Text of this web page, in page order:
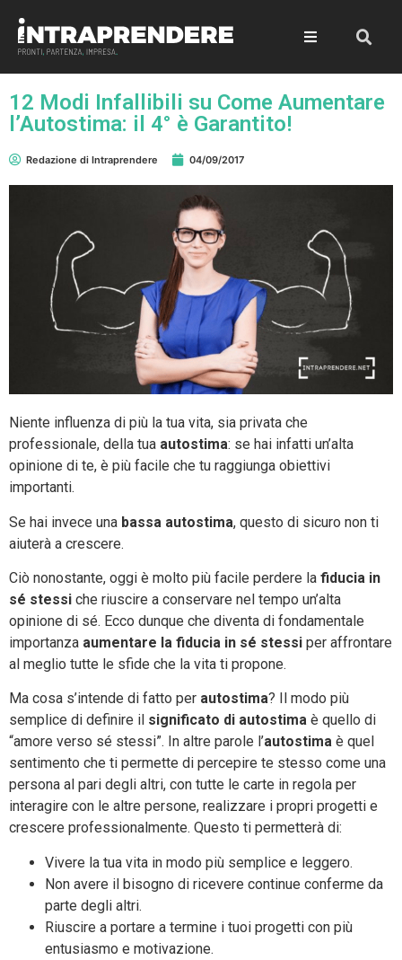
12 Modi Infallibili su Come Aumentare
l’Autostima: il 4° è Garantito!
Redazione di Intraprendere 04/09/2017
Niente influenza di più la tua vita, sia privata che
professionale, della tua autostima: se hai infatti un’alta
opinione di te, è più facile che tu raggiunga obiettivi
importanti.
Se hai invece una bassa autostima, questo di sicuro non ti
aiuterà a crescere.
Ciò nonostante, oggi è molto più facile perdere la fiducia in
sé stessi che riuscire a conservare nel tempo un’alta
opinione di sé. Ecco dunque che diventa di fondamentale
importanza aumentare la fiducia in sé stessi per affrontare
al meglio tutte le sfide che la vita ti propone.
Ma cosa s’intende di fatto per autostima? Il modo più
semplice di definire il significato di autostima è quello di
“amore verso sé stessi”. In altre parole l’autostima è quel
sentimento che ti permette di percepire te stesso come una
persona al pari degli altri, con tutte le carte in regola per
interagire con le altre persone, realizzare i propri progetti e
crescere professionalmente. Questo ti permetterà di:
Vivere la tua vita in modo più semplice e leggero.
Non avere il bisogno di ricevere continue conferme da
parte degli altri.
Riuscire a portare a termine i tuoi progetti con più
entusiasmo e motivazione.